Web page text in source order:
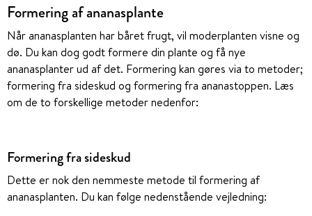
Formering af ananasplante
Når ananasplanten har båret frugt, vil moderplanten visne og
dø. Du kan dog godt formere din plante og få nye
ananasplanter ud af det. Formering kan gøres via to metoder;
formering fra sideskud og formering fra ananastoppen. Læs
om de to forskellige metoder nedenfor:
Formering fra sideskud
Dette er nok den nemmeste metode til formering af
ananasplanten. Du kan følge nedenstående vejledning: